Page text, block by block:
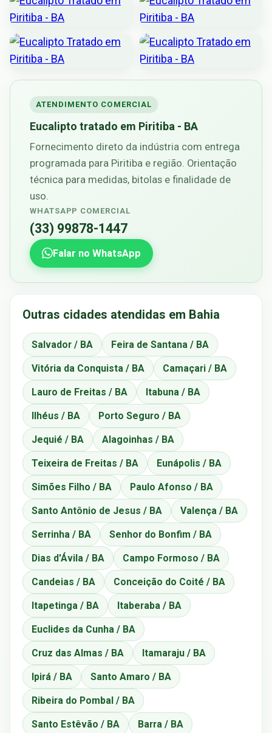
ATENDIMENTO COMERCIAL
Eucalipto tratado em Piritiba - BA
Fornecimento direto da indústria com entrega
programada para Piritiba e região. Orientação
técnica para medidas, bitolas e finalidade de
uso.
WHATSAPP COMERCIAL
(33) 99878-1447
Falar no WhatsApp
Outras cidades atendidas em Bahia
Salvador / BA Feira de Santana / BA
Vitória da Conquista / BA Camaçari / BA
Lauro de Freitas / BA Itabuna / BA
Ilhéus / BA Porto Seguro / BA
Jequié / BA Alagoinhas / BA
Teixeira de Freitas / BA Eunápolis / BA
Simões Filho / BA Paulo Afonso / BA
Santo Antônio de Jesus / BA Valença / BA
Serrinha / BA Senhor do Bonfim / BA
Dias d'Ávila / BA Campo Formoso / BA
Candeias / BA Conceição do Coité / BA
Itapetinga / BA Itaberaba / BA
Euclides da Cunha / BA
Cruz das Almas / BA Itamaraju / BA
Ipirá / BA Santo Amaro / BA
Ribeira do Pombal / BA
Santo Estêvão / BA Barra / BA